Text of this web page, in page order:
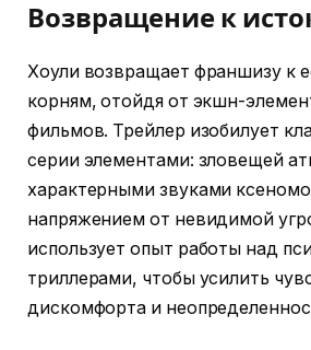
Возвращение к
Хоули возвращает франшизу к
корням, отойдя от экшн-
фильмов. Трейлер изобилует
серии элементами: зловещей
характерными звуками
напряжением от невидимой
использует опыт работы над
триллерами, чтобы усилить
дискомфорта и